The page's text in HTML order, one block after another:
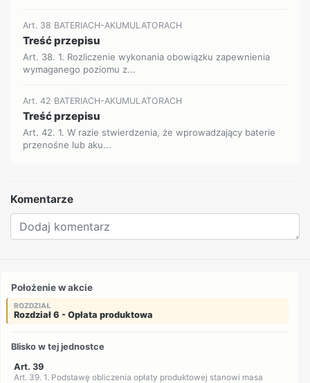
Art. 38 BATERIACH-AKUMULATORACH
Treść przepisu
Art. 38. 1. Rozliczenie wykonania obowiązku zapewnienia
wymaganego poziomu z...
Art. 42 BATERIACH-AKUMULATORACH
Treść przepisu
Art. 42. 1. W razie stwierdzenia, że wprowadzający baterie
przenośne lub aku...
Komentarze
Położenie w akcie
ROZDZIAŁ
Rozdział 6 - Opłata produktowa
Blisko w tej jednostce
Art. 39
Art. 39. 1. Podstawę obliczenia opłaty produktowej stanowi masa